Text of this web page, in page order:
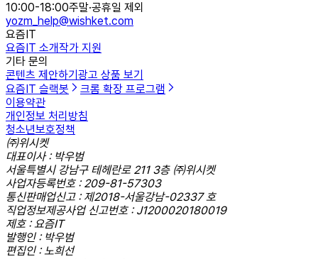
10:00-18:00주말·공휴일 제외
yozm_help@wishket.com
요즘IT
요즘IT 소개작가 지원
기타 문의
콘텐츠 제안하기 광고 상품 보기
요즘IT 슬랙봇
크롬 확장 프로그램
이용약관
개인정보 처리방침
청소년보호정책
㈜위시켓
대표이사 : 박우범
서울특별시 강남구 테헤란로 211 3층 ㈜위시켓
사업자등록번호 : 209-81-57303
통신판매업신고 : 제2018-서울강남-02337 호
직업정보제공사업 신고번호 : J1200020180019
제호 : 요즘IT
발행인 : 박우범
편집인 : 노희선